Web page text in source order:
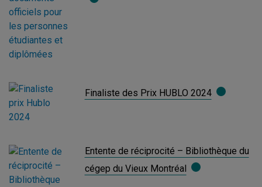
Finaliste des Prix HUBLO 2024
Entente de réciprocité – Bibliothèque du
cégep du Vieux Montréal